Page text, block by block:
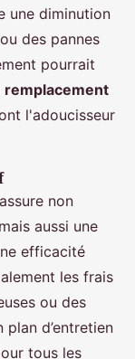
une diminution
des pannes
pourrait
remplacement
l'adoucisseur
assure non
aussi une
efficacité
les frais
ou des
d’entretien
tous les